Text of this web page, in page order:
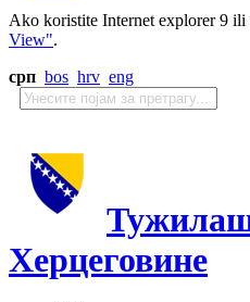
Ako koristite Internet explorer 9 ili
View".
срп bos hrv eng
Херцеговине